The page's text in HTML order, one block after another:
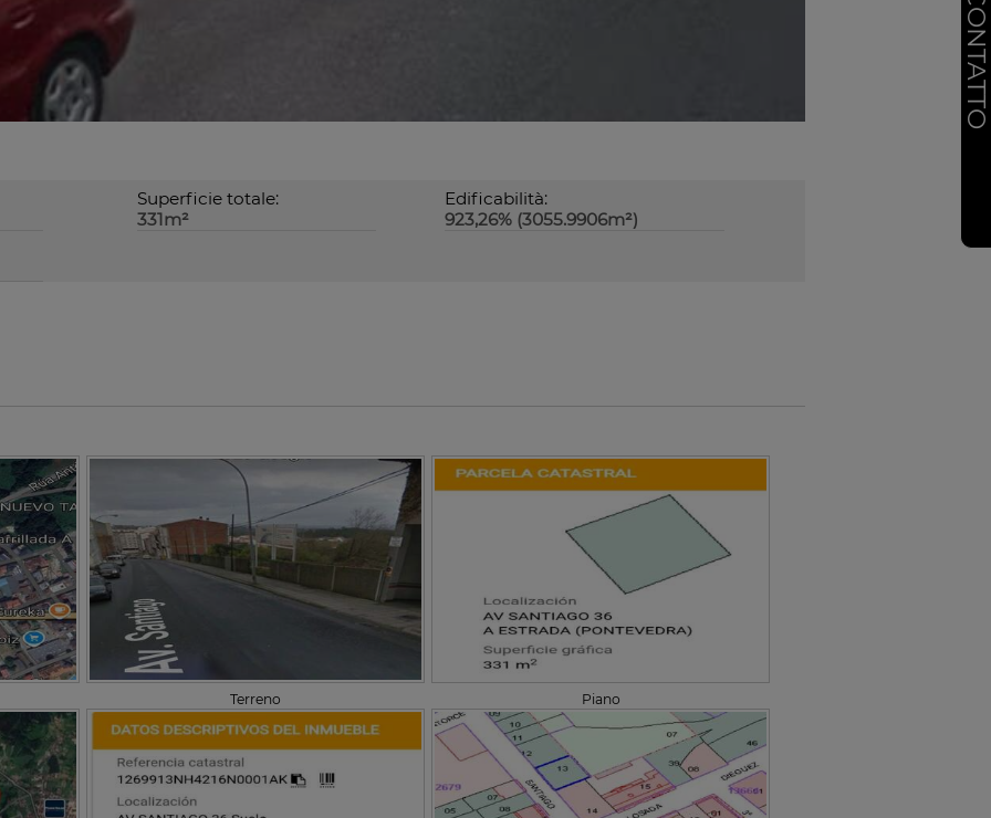
Superficie totale:
331m²
Edificabilità:
923,26% (3055.9906m²)
Terreno Piano